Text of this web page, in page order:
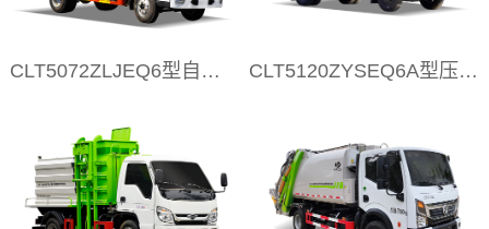
CLT5072ZLJEQ6型自卸式垃圾车 D6 CLT5120ZYSEQ6A型压缩垃圾车 T17驾驶室宽体